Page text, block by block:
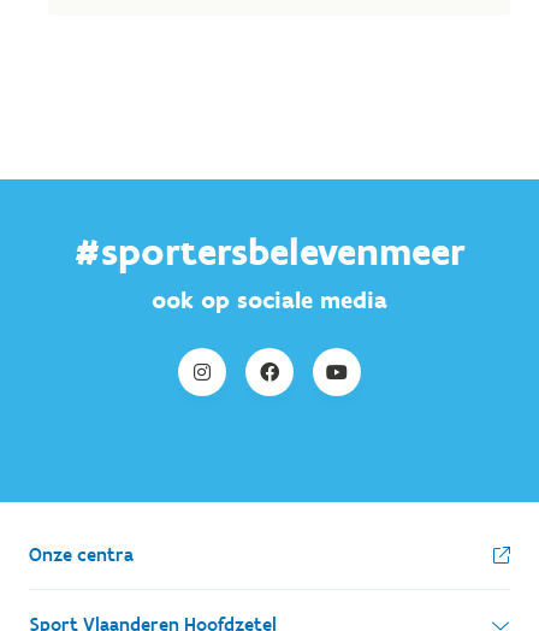
#sportersbelevenmeer
ook op sociale media
Onze centra
Sport Vlaanderen Hoofdzetel